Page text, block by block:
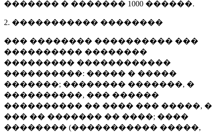
������� � ������� 1000 ������.
2. ����������� ��������
��� �������� ���������� ���
���������� ��������
��������� ������������
����������: ����� � �����
�������; �������� �������, �
����������, ��� ������
���������� �� ���� ��� �����, �
��� �� ������� �� ����; ����
�������� (����������� �����,